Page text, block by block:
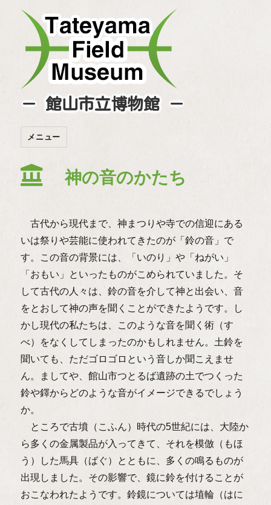
－ 館山市立博物館 －
メニュー
神の音のかたち
古代から現代まで、神まつりや寺での信迎にある
いは祭りや芸能に使われてきたのが「鈴の音」で
す。この音の背景には、「いのり」や「ねがい」
「おもい」といったものがこめられていました。そ
して古代の人々は、鈴の音を介して神と出会い、音
をとおして神の声を聞くことができたようです。し
かし現代の私たちは、このような音を聞く術（す
べ）をなくしてしまったのかもしれません。土鈴を
聞いても、ただゴロゴロという音しか聞こえませ
ん。ましてや、館山市つとるば遺跡の土でつくった
鈴や鐸からどのような音がイメージできるでしょう
か。
ところで古墳（こふん）時代の5世紀には、大陸か
ら多くの金属製品が入ってきて、それを模倣（もほ
う）した馬具（ばぐ）とともに、多くの鳴るものが
出現しました。その影響で、鏡に鈴を付けることが
おこなわれたようです。鈴鏡については埴輪（はに